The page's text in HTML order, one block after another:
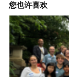
您也许喜欢